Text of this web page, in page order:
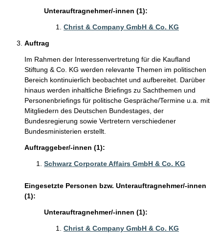
Unterauftragnehmer/-innen (1):
Christ & Company GmbH & Co. KG
Auftrag
Im Rahmen der Interessenvertretung für die Kaufland
Stiftung & Co. KG werden relevante Themen im politischen
Bereich kontinuierlich beobachtet und aufbereitet. Darüber
hinaus werden inhaltliche Briefings zu Sachthemen und
Personenbriefings für politische Gespräche/Termine u.a. mit
Mitgliedern des Deutschen Bundestages, der
Bundesregierung sowie Vertretern verschiedener
Bundesministerien erstellt.
Auftraggeber/-innen (1):
Schwarz Corporate Affairs GmbH & Co. KG
Eingesetzte Personen bzw. Unterauftragnehmer/-innen
(1):
Unterauftragnehmer/-innen (1):
Christ & Company GmbH & Co. KG